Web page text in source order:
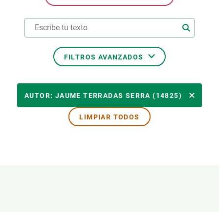
FILTROS AVANZADOS
TEMAS TRANSVERSALES
AUTOR: JAUME TERRADAS SERRA (14825)
LIMPIAR TODOS